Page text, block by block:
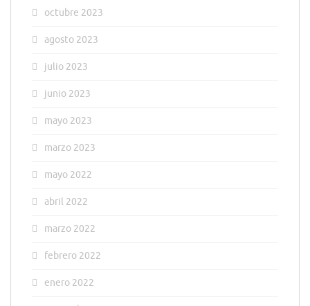
octubre 2023
agosto 2023
julio 2023
junio 2023
mayo 2023
marzo 2023
mayo 2022
abril 2022
marzo 2022
febrero 2022
enero 2022